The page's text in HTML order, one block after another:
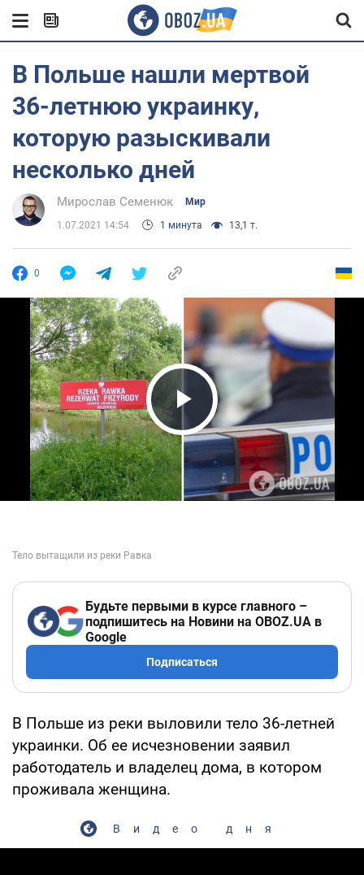
В Польше нашли мертвой
36-летнюю украинку,
которую разыскивали
несколько дней
Мирослав Семенюк Мир
1.07.2021 14:54 1 минута 13,1 т.
0
Play Video
Будьте первыми в курсе главного –
подпишитесь на Новини на OBOZ.UA в
Google
Подписаться
В Польше из реки выловили тело 36-летней
украинки. Об ее исчезновении заявил
работодатель и владелец дома, в котором
проживала женщина.
Видео дня